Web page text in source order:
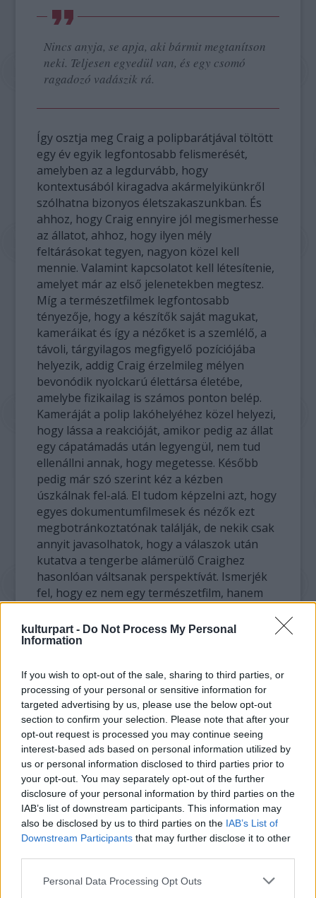
kulturpart - Do Not Process My Personal
Information
If you wish to opt-out of the sale, sharing to third parties, or
processing of your personal or sensitive information for
targeted advertising by us, please use the below opt-out
section to confirm your selection. Please note that after your
opt-out request is processed you may continue seeing
interest-based ads based on personal information utilized by
us or personal information disclosed to third parties prior to
your opt-out. You may separately opt-out of the further
disclosure of your personal information by third parties on the
IAB’s list of downstream participants. This information may
also be disclosed by us to third parties on the IAB’s List of
Downstream Participants that may further disclose it to other
Please note that this website/app uses one or more Google
Personal Data Processing Opt Outs
Nincs anyja, se apja, aki bármit megtanítson
neki. Teljesen egyedül van, és egy csomó
ragadozó vadászik rá.
Így osztja meg Craig a polipbarátjával töltött
egy év egyik legfontosabb felismerését,
amelyben az a legdurvább, hogy
kontextusából kiragadva akármelyikünkről
szólhatna bizonyos életszakaszunkban. És
ahhoz, hogy Craig ennyire jól megismerhesse
az állatot, ahhoz, hogy ilyen mély
feltárásokat tegyen, nagyon közel kell
mennie. Valamint kapcsolatot kell létesítenie,
amelyet már az első jelenetekben megtesz.
Míg a természetfilmek legfontosabb
tényezője, hogy a készítők saját magukat,
kameráikat és így a nézőket is a szemlélő, a
távoli, tárgyilagos megfigyelő pozíciójába
helyezik, addig Craig érzelmileg mélyen
bevonódik nyolckarú élettársa életébe,
amelybe fizikailag is számos ponton belép.
Kameráját a polip lakóhelyéhez közel helyezi,
hogy lássa a reakcióját, amikor pedig az állat
egy cápatámadás után legyengül, nem tud
ellenállni annak, hogy megetesse. Később
pedig már szó szerint kéz a kézben
úszkálnak fel-alá. El tudom képzelni azt, hogy
egyes dokumentumfilmesek és nézők ezt
megbotránkoztatónak találják, de nekik csak
annyit javasolhatok, hogy a válaszok után
kutatva a tengerbe alámerülő Craighez
hasonlóan váltsanak perspektívát. Ismerjék
fel, hogy ez nem egy természetfilm, hanem
feltárulkozással előadott, számos
állatszereplőjével együtt is nagyon emberi,
amely legkatartikusabb pontjain szinte
meditatív módon kiegyensúlyozott állapotba
is juttathatja a kellően átszellemülő nézőt.